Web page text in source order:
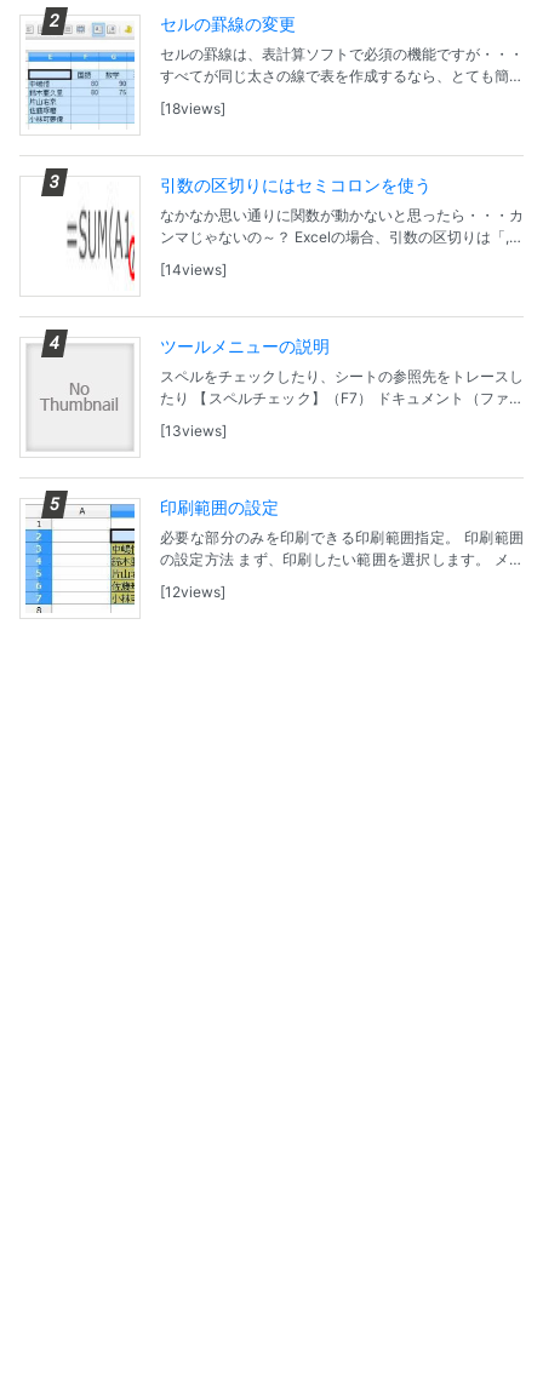
セルの罫線の変更
セルの罫線は、表計算ソフトで必須の機能ですが・・・
すべてが同じ太さの線で表を作成するなら、とても簡単
かりと方法を覚えてしまうことが大事かも。 ツール...
18views
引数の区切りにはセミコロンを使う
なかなか思い通りに関数が動かないと思ったら・・・カ
ンマじゃないの～？ Excelの場合、引数の区切りは「,」
う。
14views
ツールメニューの説明
スペルをチェックしたり、シートの参照先をトレースし
たり 【スペルチェック】（F7） ドキュメント（ファイ
語】 サブメニューが表示され、言語依存のコマン...
13views
印刷範囲の設定
必要な部分のみを印刷できる印刷範囲指定。 印刷範囲
の設定方法 まず、印刷したい範囲を選択します。 メニ
ック。 これで、印刷範囲を指定できます。 印刷...
12views